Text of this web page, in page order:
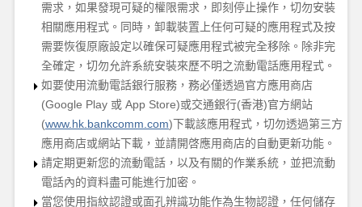
需求，如果發現可疑的權限需求， 即刻停止操作， 切勿安裝
相關應用程式。 同時，卸載裝置上任何可疑的應用程式及按
需要恢復原廠設定以確保可疑應用程式被完全移除。除非完
全確定，切勿允許系統安裝來歷不明之流動電話應用程式。
如要使用流動電話銀行服務， 務必僅透過官方應用商店
(Google Play 或 App Store)或交通銀行(香港)官方網站
(www.hk.bankcomm.com)下載該應用程式， 切勿透過第三方
應用商店或網站下載， 並請開啓應用商店的自動更新功能。
請定期更新您的流動電話，以及有關的作業系統，並把流動
電話內的資料盡可能進行加密。
當您使用指紋認證或面孔辨識功能作為生物認證，任何儲存